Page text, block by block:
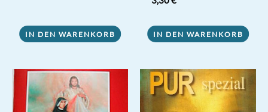
IN DEN WARENKORB IN DEN WARENKORB